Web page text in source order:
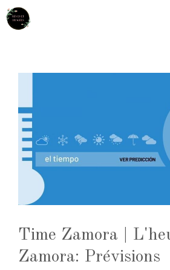
Aller
au
Time Zamora |
Zamora: Prévisions